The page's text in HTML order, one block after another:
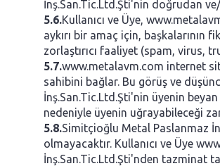
İnş.San.Tic.Ltd.Şti'nin doğrudan
5.6.Kullanıcı ve Üye,
aykırı bir amaç için, başkalarının
zorlaştırıcı faaliyet (spam, virus,
5.7.www.metalavm.com internet
sahibini bağlar. Bu görüş ve
İnş.San.Tic.Ltd.Şti'nin üyenin
nedeniyle üyenin uğrayabileceği
5.8.Simitçioğlu Metal Paslanmaz
olmayacaktır. Kullanıcı ve Üye
İnş.San.Tic.Ltd.Şti'nden tazminat